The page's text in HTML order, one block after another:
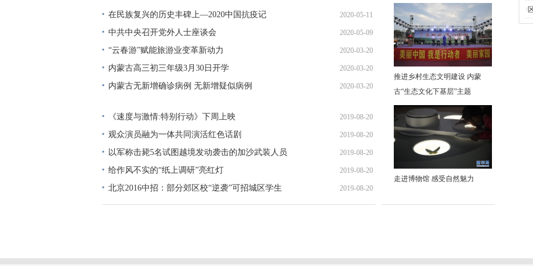
在民族复兴的历史丰碑上—2020中国抗疫记 2020-05-11
15:59:08
中共中央召开党外人士座谈会 2020-05-09
09:59:22
“云春游”赋能旅游业变革新动力 2020-03-20
15:49:13
内蒙古高三初三年级3月30日开学 2020-03-20
15:45:25
内蒙古无新增确诊病例 无新增疑似病例 2020-03-20
《速度与激情:特别行动》下周上映 2019-08-20
19:10:01
观众演员融为一体共同演活红色话剧 2019-08-20
18:27:06
以军称击毙5名试图越境发动袭击的加沙武装人员 2019-08-20
17:04:47
给作风不实的“纸上调研”亮红灯 2019-08-20
16:04:21
北京2016中招：部分郊区校“逆袭”可招城区学生 2019-08-20
15:15:36
推进乡村生态文明建设 内蒙
古“生态文化下基层”主题
走进博物馆 感受自然魅力
·